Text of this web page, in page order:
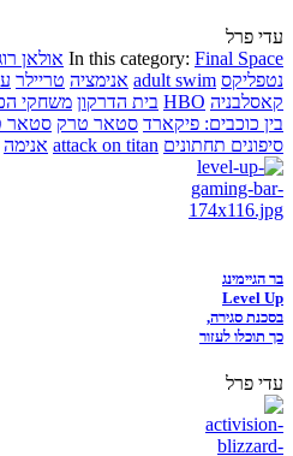
עדי פרל
In this category: Final Space אולאן
נטפליקס adult swim אנימציה טריילר
קאסלבניה HBO בית הדרקון משחקי
בין כוכבים: פיקארד סטאר טרק סטאר
סיפונים תחתונים attack on titan אנימה
בר הגיימינג
Level Up
בסכנת סגירה,
כך תוכלו לעזור
עדי פרל